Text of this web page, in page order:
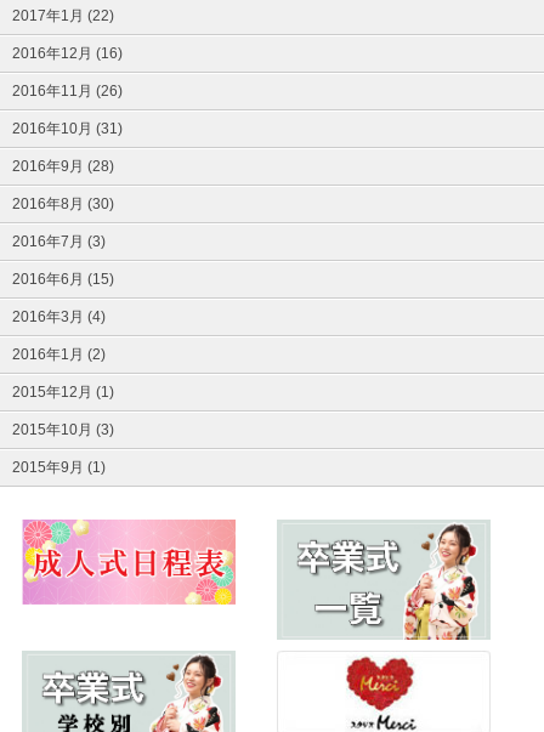
2017年1月 (22)
2016年12月 (16)
2016年11月 (26)
2016年10月 (31)
2016年9月 (28)
2016年8月 (30)
2016年7月 (3)
2016年6月 (15)
2016年3月 (4)
2016年1月 (2)
2015年12月 (1)
2015年10月 (3)
2015年9月 (1)